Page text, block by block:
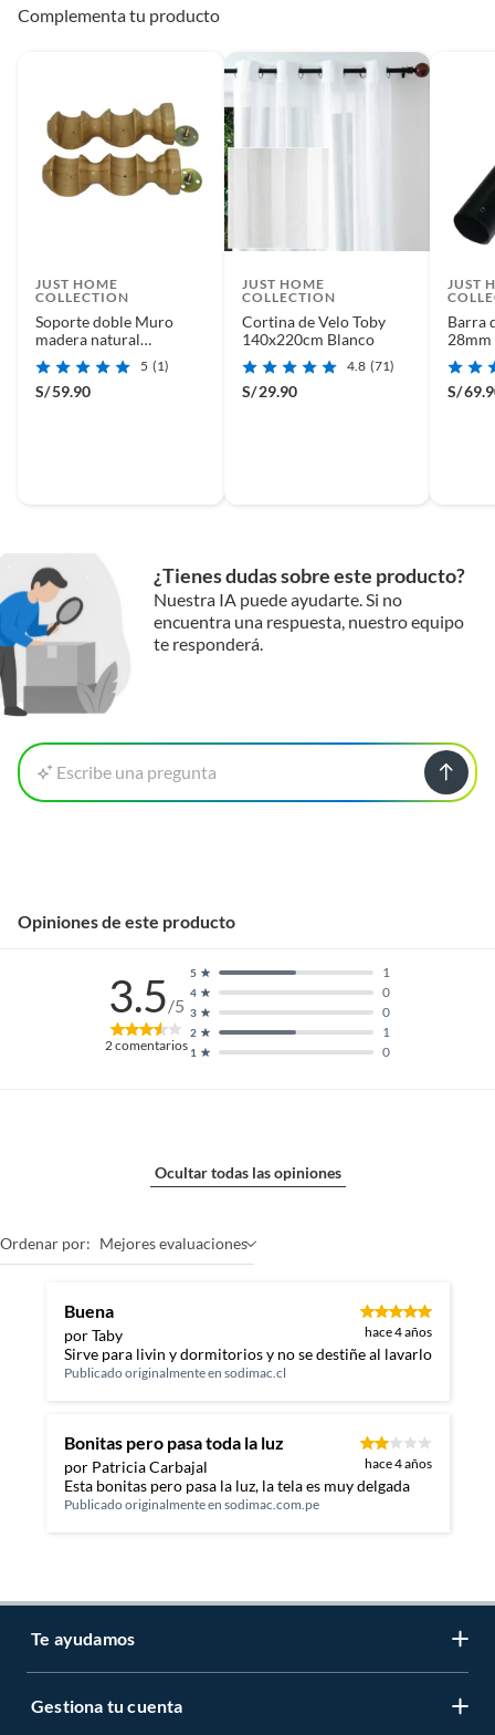
Complementa tu producto
JUST HOME
COLLECTION
Soporte doble Muro
madera natural
28/28mm (2un) 5 (1)
S/59.90
JUST HOME
COLLECTION
Cortina de Velo Toby
140x220cm Blanco
4.8 (71)
S/ 29.90
JUST
Barra
28mm
S/
¿Tienes dudas sobre este producto?
Nuestra IA puede ayudarte. Si no
encuentra una respuesta, nuestro equipo
te responderá.
Escribe una pregunta
Opiniones de este producto
3.5/5
2comentarios 1 0
2 1
3 0
4 0
5 1
Ocultar todas las opiniones
Ordenar por: Mejores evaluaciones
Buena
por Taby hace 4 años
Sirve para livin y dormitorios y no se destiñe al lavarlo
Publicado originalmente en sodimac.cl
Bonitas pero pasa toda la luz
por Patricia Carbajal hace 4 años
Esta bonitas pero pasa la luz, la tela es muy delgada
Publicado originalmente en sodimac.com.pe
Te ayudamos
LIbro de reclamaciones
Gestiona tu cuenta